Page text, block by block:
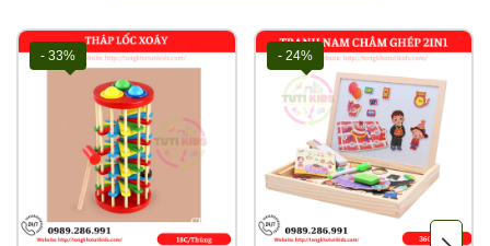
- 33% - 24%